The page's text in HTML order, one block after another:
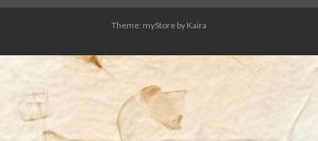
Theme: myStore by Kaira